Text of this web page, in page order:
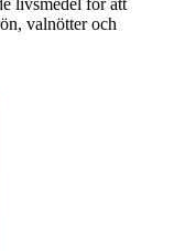
valnötter och